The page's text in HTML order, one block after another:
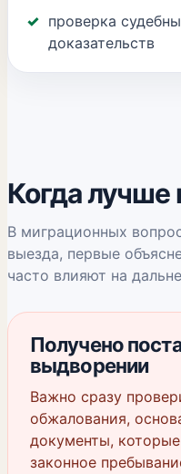
проверка
доказательств
Когда лучше
В миграционных
выезда, первые
часто влияют на
Получено
выдворении
Важно сразу
обжалования,
документы,
законное